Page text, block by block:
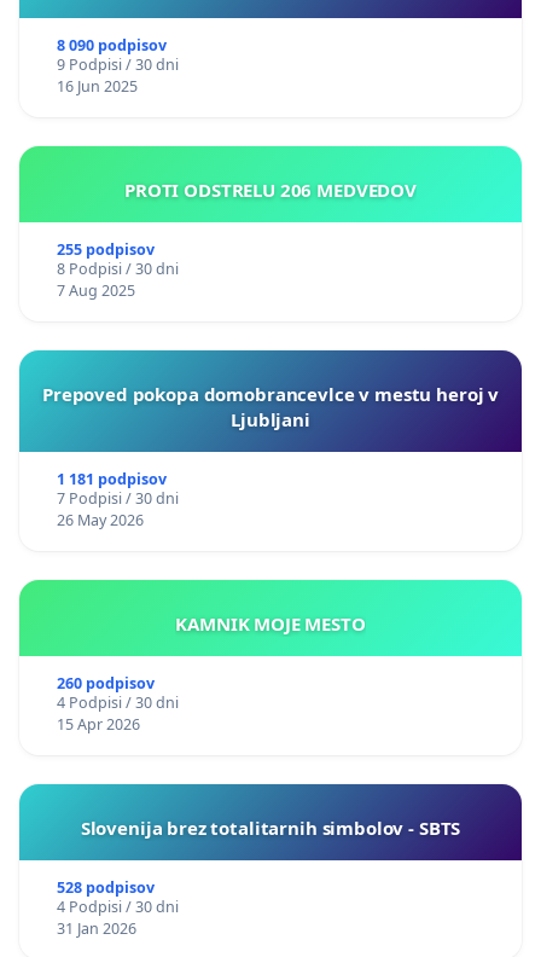
8 090 podpisov
9 Podpisi / 30 dni
16 Jun 2025
PROTI ODSTRELU 206 MEDVEDOV
255 podpisov
8 Podpisi / 30 dni
7 Aug 2025
Prepoved pokopa domobrancevlce v mestu heroj v
Ljubljani
1 181 podpisov
7 Podpisi / 30 dni
26 May 2026
KAMNIK MOJE MESTO
260 podpisov
4 Podpisi / 30 dni
15 Apr 2026
Slovenija brez totalitarnih simbolov - SBTS
528 podpisov
4 Podpisi / 30 dni
31 Jan 2026